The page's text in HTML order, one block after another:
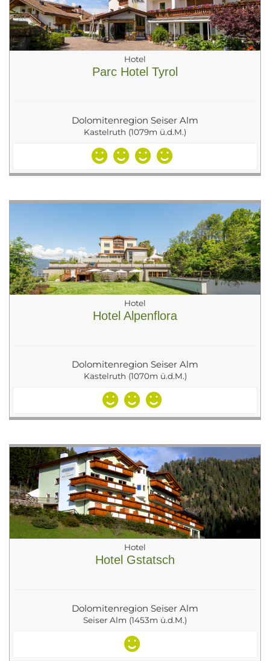
Hotel
Parc Hotel Tyrol
Dolomitenregion Seiser Alm
Kastelruth (1079m ü.d.M.)
Hotel
Hotel Alpenflora
Dolomitenregion Seiser Alm
Kastelruth (1070m ü.d.M.)
Hotel
Hotel Gstatsch
Dolomitenregion Seiser Alm
Seiser Alm (1453m ü.d.M.)